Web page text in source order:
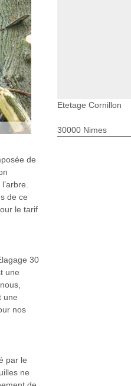
de
de ce
le tarif
30
une
une
nos
par le
ne
Etetage Cornillon
30000 Nimes